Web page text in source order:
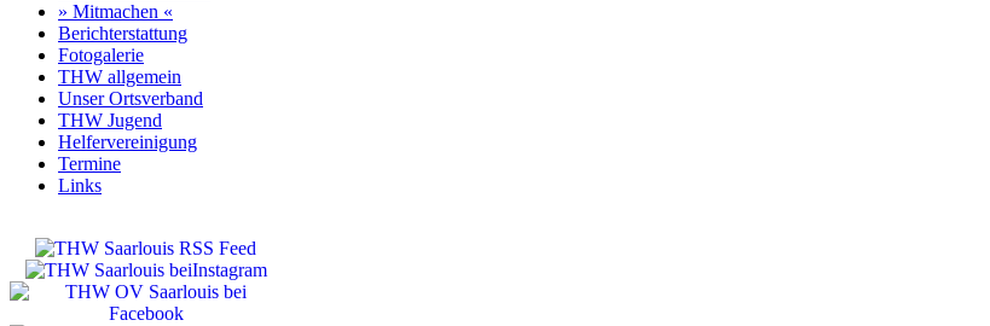
» Mitmachen «
Berichterstattung
Fotogalerie
THW allgemein
Unser Ortsverband
THW Jugend
Helfervereinigung
Termine
Links